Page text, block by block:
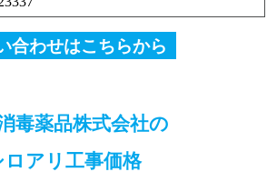
合わせはこちらから
毒薬品株式会社の
ロアリ工事価格